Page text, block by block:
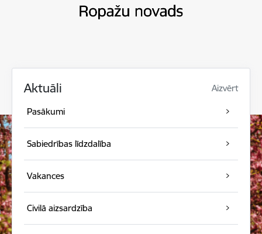
Aktuāli Aizvērt
Pasākumi
Sabiedrības līdzdalība
Vakances
Civilā aizsardzība